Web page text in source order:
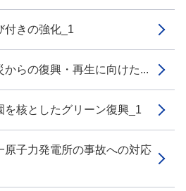
きの強化_1
らの復興・再生に向けた...
核としたグリーン復興_1
子力発電所の事故への対応